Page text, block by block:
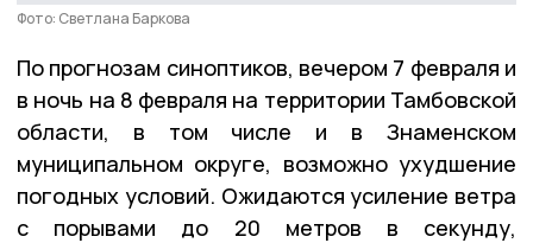
Фото: Светлана Баркова
По прогнозам синоптиков, вечером 7 февраля и
в ночь на 8 февраля на территории Тамбовской
области, в том числе и в Знаменском
муниципальном округе, возможно ухудшение
погодных условий. Ожидаются усиление ветра
с порывами до 20 метров в секунду,